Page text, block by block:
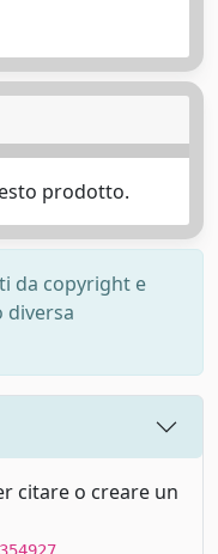
prodotto.
da copyright e
diversa
citare o creare un